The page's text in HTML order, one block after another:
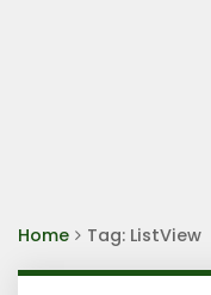
Home Tag: ListView